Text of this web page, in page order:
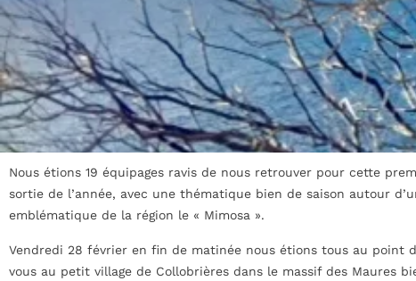
Nous étions 19 équipages ravis de nous retrouver pour cette
sortie de l’année, avec une thématique bien de saison autour
emblématique de la région le « Mimosa ».
Vendredi 28 février en fin de matinée nous étions tous au point
vous au petit village de Collobrières dans le massif des Maures